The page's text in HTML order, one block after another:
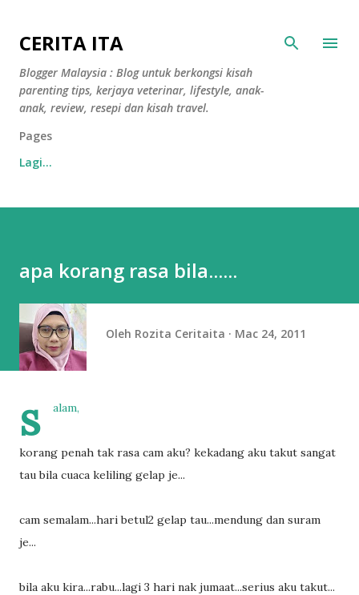
CERITA ITA
Blogger Malaysia : Blog untuk berkongsi kisah
parenting tips, kerjaya veterinar, lifestyle, anak-
anak, review, resepi dan kisah travel.
Pages
Lagi…
apa korang rasa bila......
Oleh Rozita Ceritaita Mac 24, 2011
s alam,
korang penah tak rasa cam aku? kekadang aku takut sangat
tau bila cuaca keliling gelap je...
cam semalam...hari betul2 gelap tau...mendung dan suram
je...
bila aku kira...rabu...lagi 3 hari nak jumaat...serius aku takut...